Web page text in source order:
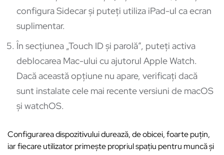
configura Sidecar și puteți utiliza iPad-ul ca ecran
suplimentar.
În secțiunea „Touch ID și parolă”, puteți activa
deblocarea Mac-ului cu ajutorul Apple Watch.
Dacă această opțiune nu apare, verificați dacă
sunt instalate cele mai recente versiuni de macOS
și watchOS.
Configurarea dispozitivului durează, de obicei, foarte puțin,
iar fiecare utilizator primește propriul spațiu pentru muncă și